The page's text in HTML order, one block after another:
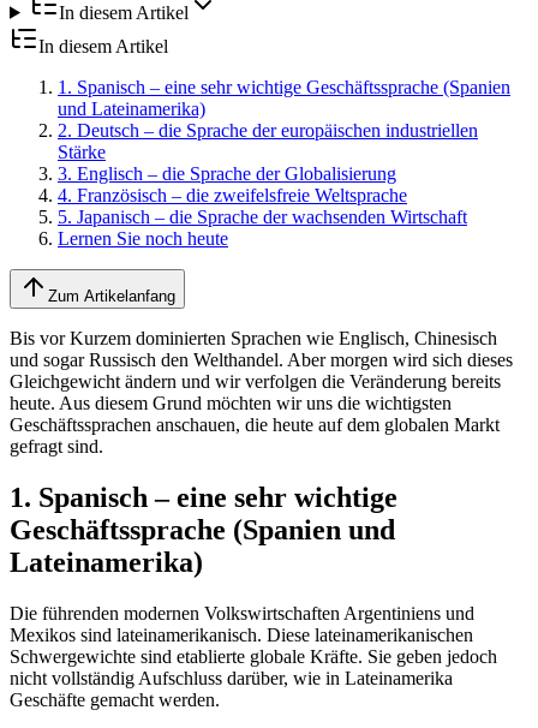
In diesem Artikel
In diesem Artikel
1. Spanisch – eine sehr wichtige Geschäftssprache (Spanien
und Lateinamerika)
2. Deutsch – die Sprache der europäischen industriellen
Stärke
3. Englisch – die Sprache der Globalisierung
4. Französisch – die zweifelsfreie Weltsprache
5. Japanisch – die Sprache der wachsenden Wirtschaft
Lernen Sie noch heute
Zum Artikelanfang
Bis vor Kurzem dominierten Sprachen wie Englisch, Chinesisch
und sogar Russisch den Welthandel. Aber morgen wird sich dieses
Gleichgewicht ändern und wir verfolgen die Veränderung bereits
heute. Aus diesem Grund möchten wir uns die wichtigsten
Geschäftssprachen anschauen, die heute auf dem globalen Markt
gefragt sind.
1. Spanisch – eine sehr wichtige
Geschäftssprache (Spanien und
Lateinamerika)
Die führenden modernen Volkswirtschaften Argentiniens und
Mexikos sind lateinamerikanisch. Diese lateinamerikanischen
Schwergewichte sind etablierte globale Kräfte. Sie geben jedoch
nicht vollständig Aufschluss darüber, wie in Lateinamerika
Geschäfte gemacht werden.